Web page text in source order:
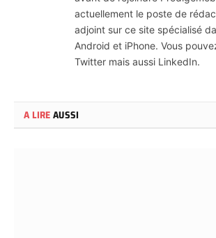
actuellement le poste de
adjoint sur ce site spécialisé
Android et iPhone. Vous
Twitter mais aussi LinkedIn.
A LIREAUSSI